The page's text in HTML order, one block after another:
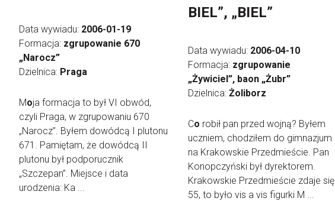
Data wywiadu: 2006-01-19
Formacja: zgrupowanie 670
„Narocz”
Dzielnica: Praga
Moja formacja to był VI obwód,
czyli Praga, w zgrupowaniu 670
„Narocz”. Byłem dowódcą I plutonu
671. Pamiętam, że dowódcą II
plutonu był podporucznik
„Szczepan”. Miejsce i data
urodzenia: Ka ...
BIEL”, „BIEL”
Data wywiadu: 2006-04-10
Formacja: zgrupowanie
„Żywiciel”, baon „Żubr”
Dzielnica: Żoliborz
Co robił pan przed wojną? Byłem
uczniem, chodziłem do gimnazjum
na Krakowskie Przedmieście. Pan
Konopczyński był dyrektorem.
Krakowskie Przedmieście zdaje się
55, to było vis a vis figurki M ...